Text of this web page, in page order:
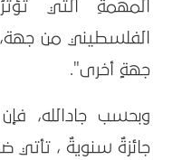
المهمةِ التي
الفلسطيني من
جهةٍ أخرى".
وبحسب جادالله،
جائزةٌ سنويةٌ ، تأتي